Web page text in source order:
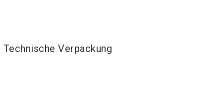
Technische Verpackung